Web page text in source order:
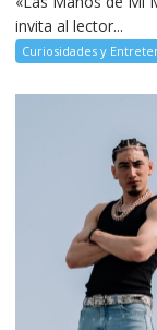
invita al lector...
Curiosidades y